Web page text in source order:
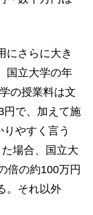
にさらに大き
国立大学の年
の授業料は文
円で、加えて施
やすく言う
場合、国立大
倍の約100万円
。それ以外